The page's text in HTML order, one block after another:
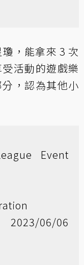
，能拿來 3 次
活動的遊戲樂
，認為其他小
Event
06/06